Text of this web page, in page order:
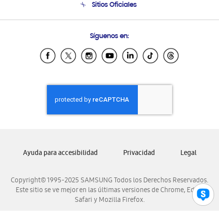
Soporte vía eMail
Sitios Oficiales
Samsung Ecuador
Samsung El Salvador
Samsung Honduras
Samsung Nicaragua
Samsung Panamá
Samsung Venezuela
Síguenos en:
Copyright© 1995-2025 SAMSUNG Todos los Derechos Reservados.
Este sitio se ve mejor en las últimas versiones de Chrome, Edge,
Safari y Mozilla Firefox.
Ayuda para accesibilidad Privacidad Legal